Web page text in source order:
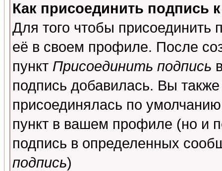
Как присоединить подпись
Для того чтобы присоединить
её в своем профиле. После
пункт Присоединить подпись
подпись добавилась. Вы
присоединялась по
пункт в вашем профиле (но и
подпись в определенных
подпись)